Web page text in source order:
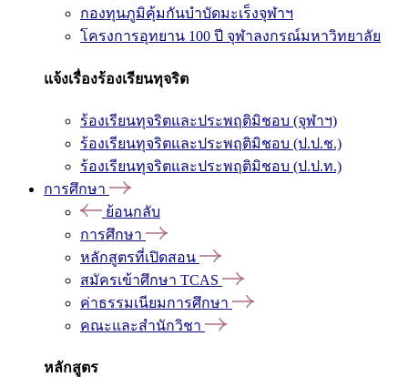
กองทุนภูมิคุ้มกันบำบัดมะเร็งจุฬาฯ
โครงการอุทยาน 100 ปี จุฬาลงกรณ์มหาวิทยาลัย
แจ้งเรื่องร้องเรียนทุจริต
ร้องเรียนทุจริตและประพฤติมิชอบ (จุฬาฯ)
ร้องเรียนทุจริตและประพฤติมิชอบ (ป.ป.ช.)
ร้องเรียนทุจริตและประพฤติมิชอบ (ป.ป.ท.)
การศึกษา
ย้อนกลับ
การศึกษา
หลักสูตรที่เปิดสอน
สมัครเข้าศึกษา TCAS
ค่าธรรมเนียมการศึกษา
คณะและสำนักวิชา
หลักสูตร